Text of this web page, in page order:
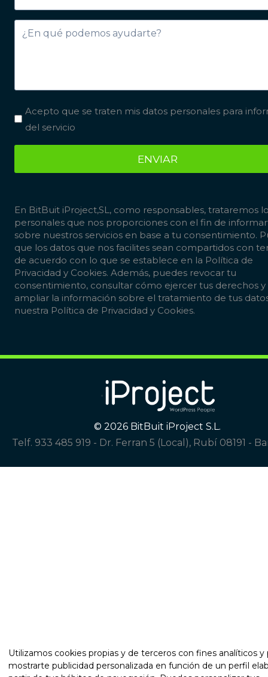
Acepto que se traten mis datos personales para
del servicio
ENVIAR
En BitBuit iProject,SL, como responsables, trataremos
personales que nos proporciones con el fin de
sobre nuestros servicios en base a tu consentimiento.
que los datos que nos facilites sean compartidos con
de acuerdo con lo que se establece en la Política de
Privacidad y Cookies. Además, puedes revocar tu
consentimiento, consultar cómo ejercer tus derechos y
ampliar la información sobre el tratamiento de tus
nuestra Política de Privacidad y Cookies.
© 2026 BitBuit iProject S.L.
Telf. 933 485 919 - Dr. Ferran 5 (Local), Rubí 08191 -
Utilizamos cookies propias y de terceros con fines analíticos y
mostrarte publicidad personalizada en función de un perfil